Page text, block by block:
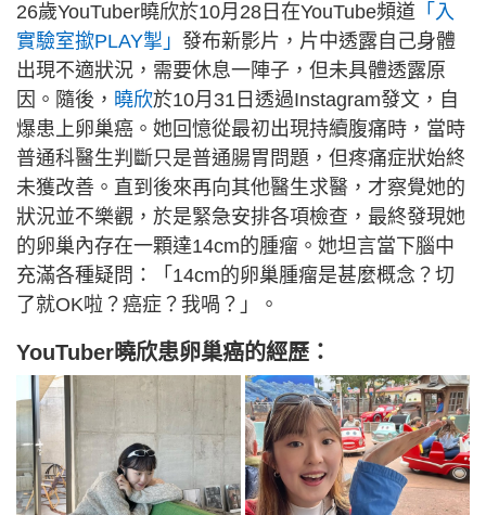
26歲YouTuber曉欣於10月28日在YouTube頻道 「入
實驗室撳PLAY掣」 發布新影片，片中透露自己身體
出現不適狀況，需要休息一陣子，但未具體透露原
因。隨後， 曉欣於10月31日透過Instagram發文，自
爆患上卵巢癌。她回憶從最初出現持續腹痛時，當時
普通科醫生判斷只是普通腸胃問題，但疼痛症狀始終
未獲改善。直到後來再向其他醫生求醫，才察覺她的
狀況並不樂觀，於是緊急安排各項檢查，最終發現她
的卵巢內存在一顆達14cm的腫瘤。她坦言當下腦中
充滿各種疑問：「14cm的卵巢腫瘤是甚麼概念？切
了就OK啦？癌症？我喎？」。
YouTuber曉欣患卵巢癌的經歷：